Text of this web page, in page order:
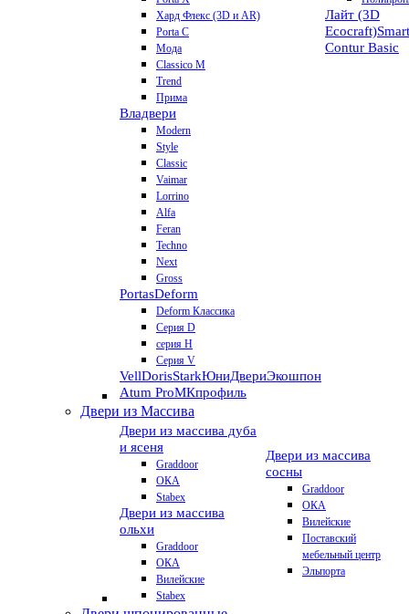
Хард Флекс (3D и AR)
Porta C
Мода
Classico M
Trend
Прима
Владвери
Modern
Style
Classic
Vaimar
Lorrino
Alfa
Feran
Techno
Next
Gross
PortasDeform
Deform Классика
Серия D
серия H
Серия V
VellDorisStarkЮниДвериЭкошпон
Atum ProМКпрофиль
Лайт (3D
Ecocraft)Smart
Contur Basic
Двери из Массива
Двери из массива дуба
и ясеня
Graddoor
ОКА
Stabex
Двери из массива
ольхи
Graddoor
ОКА
Вилейские
Stabex
Двери из массива
сосны
Graddoor
ОКА
Вилейские
Поставский
мебельный центр
Эльпорта